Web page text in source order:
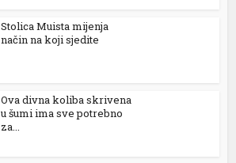
Stolica Muista mijenja
način na koji sjedite
Ova divna koliba skrivena
u šumi ima sve potrebno
za...